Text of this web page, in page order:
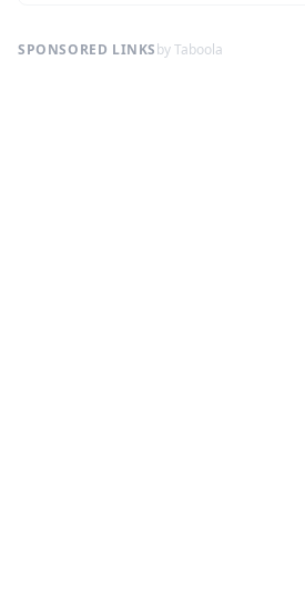
SPONSORED LINKSby Taboola